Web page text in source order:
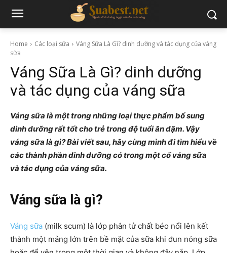
Home Các loại sữa
Váng Sữa Là Gì? dinh dưỡng và tác dụng của váng
sữa
Váng Sữa Là Gì? dinh dưỡng
và tác dụng của váng sữa
Váng sữa là một trong những loại thực phẩm bổ sung
dinh dưỡng rất tốt cho trẻ trong độ tuổi ăn dặm. Vậy
váng sữa là gì? Bài viết sau, hãy cùng mình đi tìm hiểu về
các thành phần dinh dưỡng có trong một cố váng sữa
và tác dụng của váng sữa.
Váng sữa là gì?
Váng sữa (milk scum) là lớp phân tử chất béo nổi lên kết
thành một mảng lớn trên bề mặt của sữa khi đun nóng sữa